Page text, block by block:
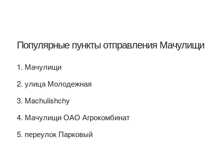
Популярные пункты отправления Мачулищи
Мачулищи
улица Молодежная
Machulishchy
Мачулищи ОАО Агрокомбинат
переулок Парковый